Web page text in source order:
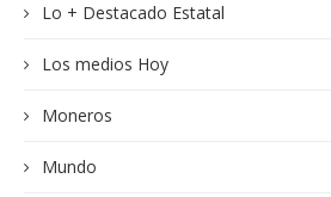
Lo + Destacado Estatal
Los medios Hoy
Moneros
Mundo